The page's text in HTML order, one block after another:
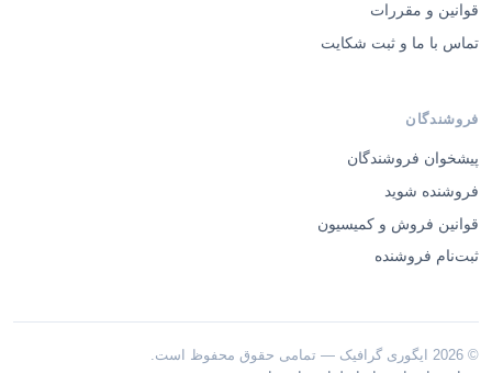
قوانین و مقررات
تماس با ما و ثبت شکایت
فروشندگان
پیشخوان فروشندگان
فروشنده شوید
قوانین فروش و کمیسیون
ثبت‌نام فروشنده
© 2026 ایگوری گرافیک — تمامی حقوق محفوظ است.